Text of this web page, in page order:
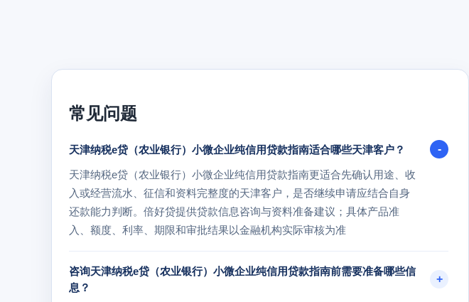
常见问题
天津纳税e贷（农业银行）小微企业纯信用贷款指南适合哪些天津客户？
天津纳税e贷（农业银行）小微企业纯信用贷款指南更适合先确认用途、收
入或经营流水、征信和资料完整度的天津客户，是否继续申请应结合自身
还款能力判断。倍好贷提供贷款信息咨询与资料准备建议；具体产品准
入、额度、利率、期限和审批结果以金融机构实际审核为准
咨询天津纳税e贷（农业银行）小微企业纯信用贷款指南前需要准备哪些信
息？